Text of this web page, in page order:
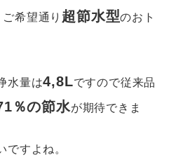
希望通り 超節水型のおト
水量は4,8Lですので従来品
％の節水が期待できま
ですよね。